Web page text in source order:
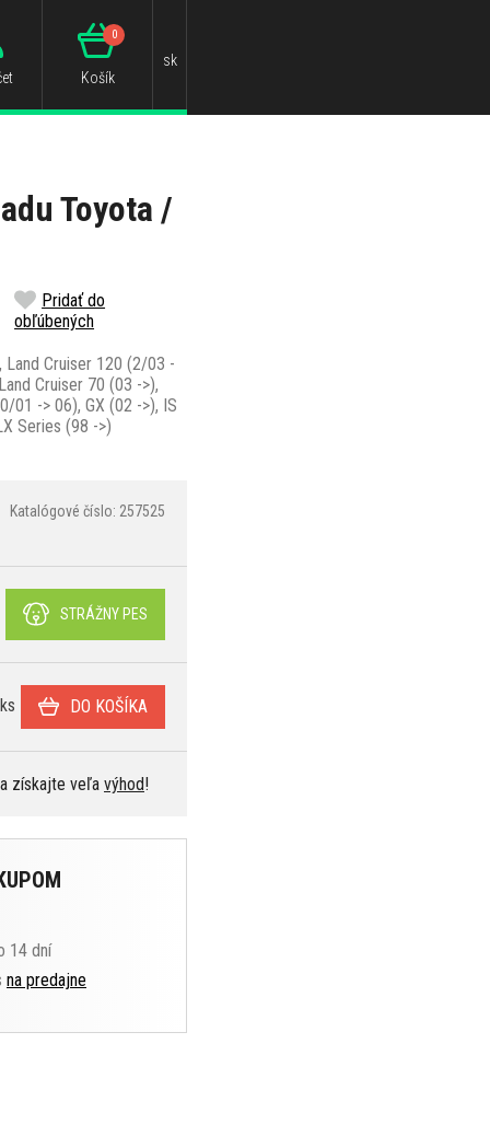
Košík
0
sk
Toyota /
Pridať do
obľúbených
Cruiser 120 (2/03 -
Cruiser 70 (03 ->),
01 -> 06), GX (02 ->), IS
Series (98 ->)
Katalógové číslo: 257525
STRÁŽNY PES
DO KOŠÍKA
získajte veľa výhod!
14 dní
na predajne